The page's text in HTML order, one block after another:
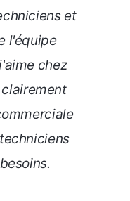
et
l'équipe
chez